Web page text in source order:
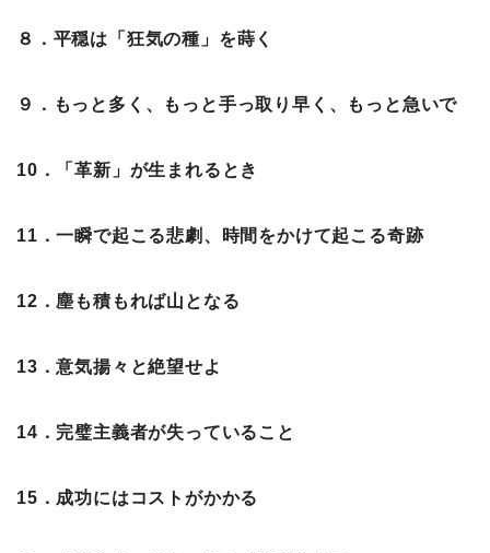
８．平穏は「狂気の種」を蒔く
９．もっと多く、もっと手っ取り早く、もっと急いで
10．「革新」が生まれるとき
11．一瞬で起こる悲劇、時間をかけて起こる奇跡
12．塵も積もれば山となる
13．意気揚々と絶望せよ
14．完璧主義者が失っていること
15．成功にはコストがかかる